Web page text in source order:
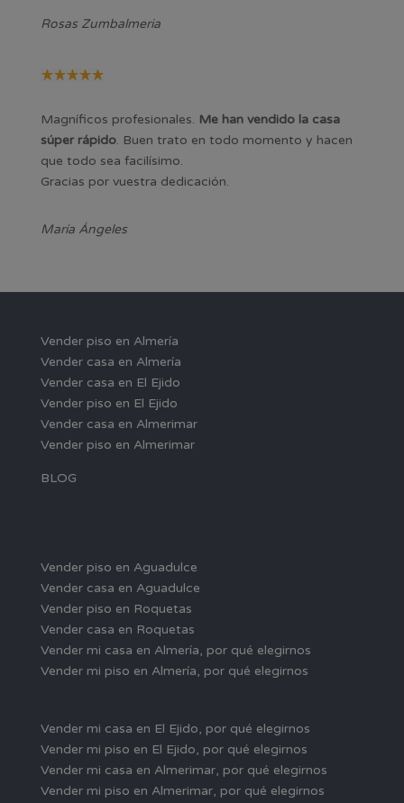
Rosas Zumbalmeria
Magníficos profesionales. Me han vendido la casa
súper rápido. Buen trato en todo momento y hacen
que todo sea facilísimo.
Gracias por vuestra dedicación.
María Ángeles
Vender piso en Almería
Vender casa en Almería
Vender casa en El Ejido
Vender piso en El Ejido
Vender casa en Almerimar
Vender piso en Almerimar
BLOG
Vender piso en Aguadulce
Vender casa en Aguadulce
Vender piso en Roquetas
Vender casa en Roquetas
Vender mi casa en Almería, por qué elegirnos
Vender mi piso en Almería, por qué elegirnos
Vender mi casa en El Ejido, por qué elegirnos
Vender mi piso en El Ejido, por qué elegirnos
Vender mi casa en Almerimar, por qué elegirnos
Vender mi piso en Almerimar, por qué elegirnos